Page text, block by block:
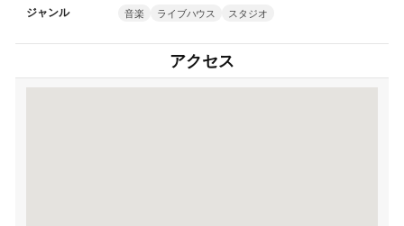
ジャンル 音楽 ライブハウス スタジオ
アクセス